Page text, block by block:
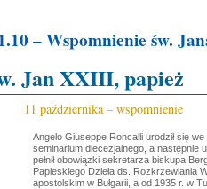
– Wspomnienie św.
Jan XXIII, papież
11 października – wspomnienie
Angelo Giuseppe Roncalli urodził się we
seminarium diecezjalnego, a następnie
pełnił obowiązki sekretarza biskupa
Papieskiego Dzieła ds. Rozkrzewiania
apostolskim w Bułgarii, a od 1935 r. w